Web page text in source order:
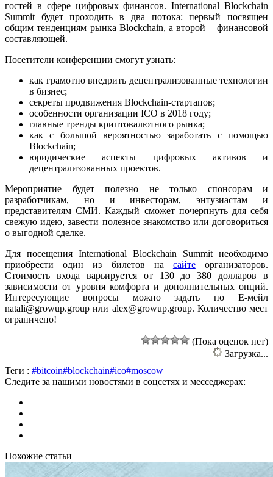
гостей в сфере цифровых финансов. International Blockchain
Summit будет проходить в два потока: первый посвящен
общим тенденциям рынка Blockchain, а второй – финансовой
составляющей.
Посетители конференции смогут узнать:
как грамотно внедрить децентрализованные технологии
в бизнес;
секреты продвижения Blockchain-стартапов;
особенности организации ICO в 2018 году;
главные тренды криптовалютного рынка;
как с большой вероятностью заработать с помощью
Blockchain;
юридические аспекты цифровых активов и
децентрализованных проектов.
Мероприятие будет полезно не только спонсорам и
разработчикам, но и инвесторам, энтузиастам и
представителям СМИ. Каждый сможет почерпнуть для себя
свежую идею, завести полезное знакомство или договориться
о выгодной сделке.
Для посещения International Blockchain Summit необходимо
приобрести один из билетов на сайтеорганизаторов.
Стоимость входа варьируется от 130 до 380 долларов в
зависимости от уровня комфорта и дополнительных опций.
Интересующие вопросы можно задать по Е-мейл
natali@growup.group или alex@growup.group. Количество мест
ограничено!
(Пока оценок нет)
Загрузка...
Теги : #bitcoin#blockchain#ico#moscow
Следите за нашими новостями в соцсетях и месседжерах:
Похожие статьи